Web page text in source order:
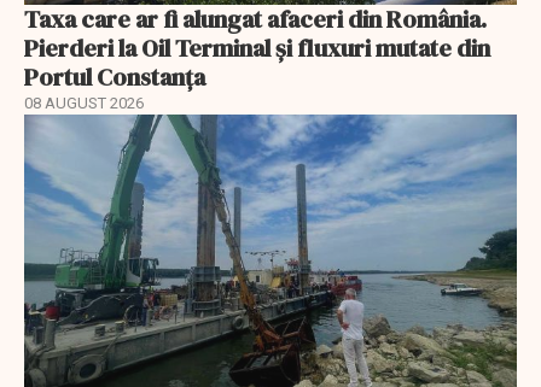
Taxa care ar fi alungat afaceri din România.
Pierderi la Oil Terminal și fluxuri mutate din
Portul Constanța
08 AUGUST 2026